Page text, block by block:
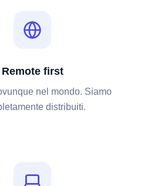
Remote first
nel mondo. Siamo
distribuiti.